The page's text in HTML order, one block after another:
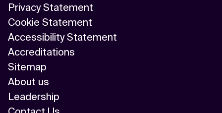
Privacy Statement
Cookie Statement
Accessibility Statement
Accreditations
Sitemap
About us
Leadership